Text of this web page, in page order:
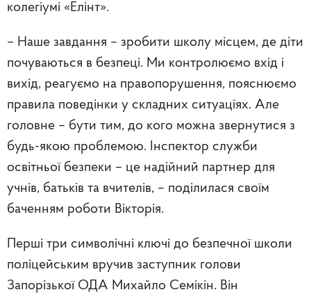
колегіумі «Елінт».
– Наше завдання – зробити школу місцем, де діти
почуваються в безпеці. Ми контролюємо вхід і
вихід, реагуємо на правопорушення, пояснюємо
правила поведінки у складних ситуаціях. Але
головне – бути тим, до кого можна звернутися з
будь-якою проблемою. Інспектор служби
освітньої безпеки – це надійний партнер для
учнів, батьків та вчителів, – поділилася своїм
баченням роботи Вікторія.
Перші три символічні ключі до безпечної школи
поліцейським вручив заступник голови
Запорізької ОДА Михайло Семікін. Він